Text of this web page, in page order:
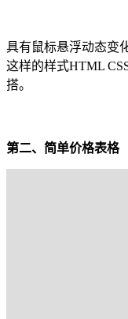
具有鼠标悬浮动态变
这样的样式HTML
搭。
第二、简单价格表格